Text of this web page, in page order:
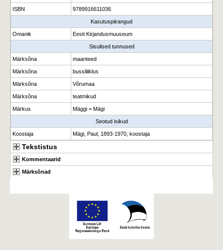
ISBN 9789916611036
Kasutuspiirangud
Omanik Eesti Kirjandusmuuseum
Sisulised tunnused
Märksõna maanteed
Märksõna bussiliiklus
Märksõna Võrumaa
Märksõna teatmikud
Märkus Mäggi = Mägi
Seotud isikud
Koostaja Mägi, Paul, 1893-1970, koostaja
Tekstistus
Kommentaarid
Märksõnad